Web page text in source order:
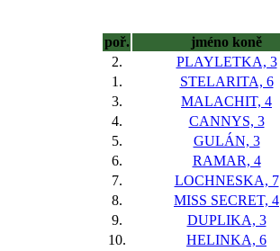
poř. jméno koně
2.
PLAYLETKA, 3
1.
STELARITA, 6
3.
MALACHIT, 4
4.
CANNYS, 3
5.
GULÁN, 3
6.
RAMAR, 4
7.
LOCHNESKA, 7
8.
MISS SECRET, 4
9.
DUPLIKA, 3
10.
HELINKA, 6